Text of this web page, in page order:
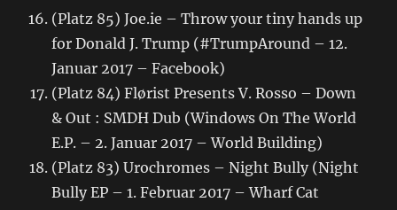
(Platz 85) Joe.ie – Throw your tiny hands up
for Donald J. Trump (#TrumpAround – 12.
Januar 2017 – Facebook)
(Platz 84) Flørist Presents V. Rosso – Down
& Out : SMDH Dub (Windows On The World
E.P. – 2. Januar 2017 – World Building)
(Platz 83) Urochromes – Night Bully (Night
Bully EP – 1. Februar 2017 – Wharf Cat